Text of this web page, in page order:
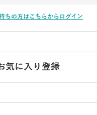
ちの方はこちらからログイン
気に入り登録